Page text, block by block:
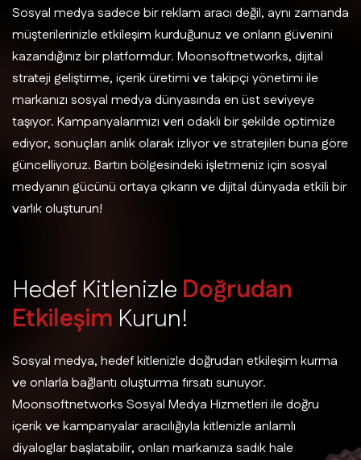
Sosyal medya sadece bir reklam aracı değil, aynı zamanda
müşterilerinizle etkileşim kurduğunuz ve onların güvenini
kazandığınız bir platformdur. Moonsoftnetworks, dijital
strateji geliştirme, içerik üretimi ve takipçi yönetimi ile
markanızı sosyal medya dünyasında en üst seviyeye
taşıyor. Kampanyalarımızı veri odaklı bir şekilde optimize
ediyor, sonuçları anlık olarak izliyor ve stratejileri buna göre
güncelliyoruz. Bartın bölgesindeki işletmeniz için sosyal
medyanın gücünü ortaya çıkarın ve dijital dünyada etkili bir
varlık oluşturun!
Hedef Kitlenizle Doğrudan
Etkileşim Kurun!
Sosyal medya, hedef kitlenizle doğrudan etkileşim kurma
ve onlarla bağlantı oluşturma fırsatı sunuyor.
Moonsoftnetworks Sosyal Medya Hizmetleri ile doğru
içerik ve kampanyalar aracılığıyla kitlenizle anlamlı
diyaloglar başlatabilir, onları markanıza sadık hale